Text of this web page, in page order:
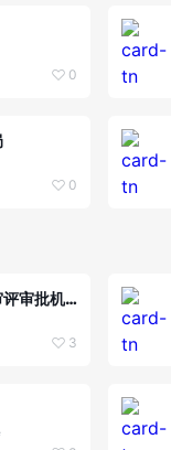
0
0
日本医疗器械审评审批机构（PMDA）
3